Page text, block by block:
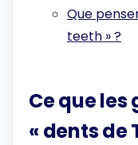
Que
teeth » ?
Ce que
« dents de